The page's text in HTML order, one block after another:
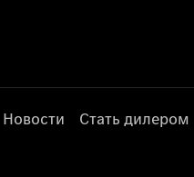
Новости Стать дилером